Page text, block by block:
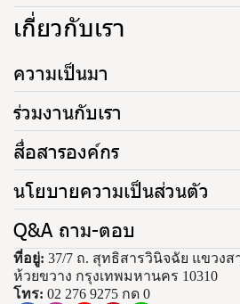
เกี่ยวกับเรา
ความเป็นมา
ร่วมงานกับเรา
สื่อสารองค์กร
นโยบายความเป็นส่วนตัว
Q&A ถาม-ตอบ
ที่อยู่: 37/7 ถ. สุทธิสารวินิจฉัย แขวงส
ห้วยขวาง กรุงเทพมหานคร 10310
โทร: 02 276 9275 กด 0